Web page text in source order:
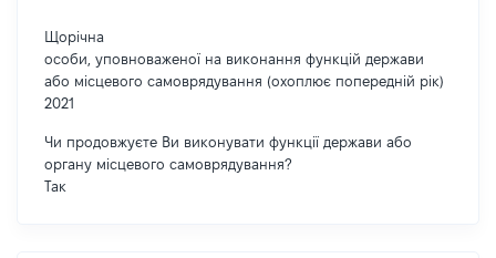
Щорічна
особи, уповноваженої на виконання функцій держави
або місцевого самоврядування (охоплює попередній рік)
2021
Чи продовжуєте Ви виконувати функції держави або
органу місцевого самоврядування?
Так